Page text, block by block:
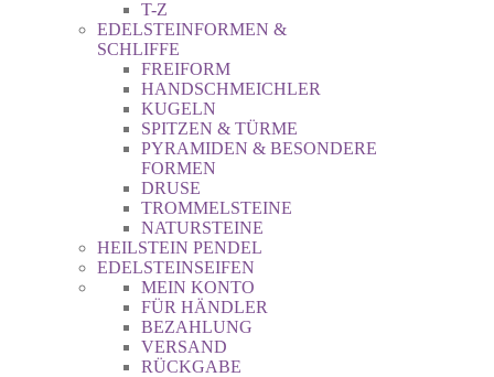
T-Z
EDELSTEINFORMEN &
SCHLIFFE
FREIFORM
HANDSCHMEICHLER
KUGELN
SPITZEN & TÜRME
PYRAMIDEN & BESONDERE
FORMEN
DRUSE
TROMMELSTEINE
NATURSTEINE
HEILSTEIN PENDEL
EDELSTEINSEIFEN
MEIN KONTO
FÜR HÄNDLER
BEZAHLUNG
VERSAND
RÜCKGABE